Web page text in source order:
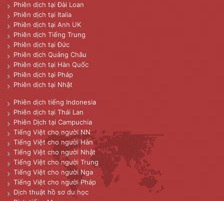
Phiên dịch tại Đài Loan
Phiên dịch tại Italia
Phiên dịch tại Anh UK
Phiên dịch Tiếng Trung
Phiên dịch tại Đức
Phiên dịch Quảng Châu
Phiên dịch tại Hàn Quốc
Phiên dịch tại Pháp
Phiên dịch tại Nhật
Phiên dịch tiếng Indonesia
Phiên dịch tại Thái Lan
Phiên Dịch tại Campuchia
Tiếng Việt cho người NN
Tiếng Việt cho người Hàn
Tiếng Việt cho người Nhật
Tiếng Việt cho người Trung
Tiếng Việt cho người Nga
Tiếng Việt cho người Pháp
Dịch thuật hồ sơ du học